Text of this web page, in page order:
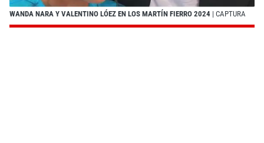
WANDA NARA Y VALENTINO LÓEZ EN LOS MARTÍN FIERRO 2024 | CAPTURA